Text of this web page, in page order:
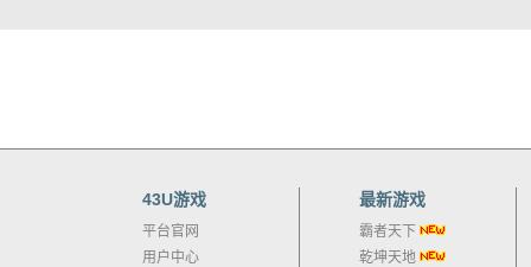
43U游戏
平台官网
用户中心
最新游戏
霸者天下
乾坤天地